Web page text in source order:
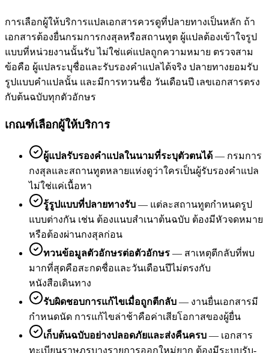
การเลือกผู้ให้บริการแปลเอกสารควรดูที่ปลายทางเป็นหลัก ถ้า
เอกสารต้องยื่นกรมการกงสุลหรือสถานทูต ผู้แปลต้องเข้าใจรูป
แบบที่หน่วยงานนั้นรับ ไม่ใช่แค่แปลถูกความหมาย ตรวจสาม
ข้อคือ ผู้แปลระบุชื่อและรับรองคำแปลได้จริง ปลายทางยอมรับ
รูปแบบคำแปลนั้น และมีการทวนชื่อ วันเดือนปี เลขเอกสารตรง
กับต้นฉบับทุกตัวอักษร
เกณฑ์เลือกผู้ให้บริการ
ผู้แปลรับรองคำแปลในนามที่ระบุตัวตนได้ — กรมการ
กงสุลและสถานทูตหลายแห่งดูว่าใครเป็นผู้รับรองคำแปล
ไม่ใช่แค่เนื้อหา
รู้รูปแบบที่ปลายทางรับ — แต่ละสถานทูตกำหนดรูป
แบบต่างกัน เช่น ต้องแนบสำเนาต้นฉบับ ต้องมีหัวจดหมาย
หรือต้องผ่านกงสุลก่อน
ทวนข้อมูลตัวอักษรต่อตัวอักษร — สาเหตุตีกลับที่พบ
มากที่สุดคือสะกดชื่อและวันเดือนปีไม่ตรงกับ
หนังสือเดินทาง
รับผิดชอบการแก้ไขเมื่อถูกตีกลับ — งานยื่นเอกสารมี
กำหนดนัด การแก้ไขล่าช้าคือค่าเสียโอกาสของผู้ยื่น
เก็บต้นฉบับอย่างปลอดภัยและส่งคืนครบ — เอกสาร
ทะเบียนราษฎรบางรายการออกใหม่ยาก ต้องมีระบบรับ-